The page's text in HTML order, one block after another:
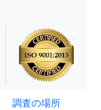
調査の場所